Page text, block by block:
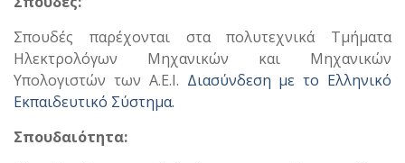
Σπουδές παρέχονται στα πολυτεχνικά Τμήματα
Ηλεκτρολόγων Μηχανικών και Μηχανικών
Υπολογιστών των Α.Ε.Ι. Διασύνδεση με το Ελληνικό
Εκπαιδευτικό Σύστημα.
Σπουδαιότητα: